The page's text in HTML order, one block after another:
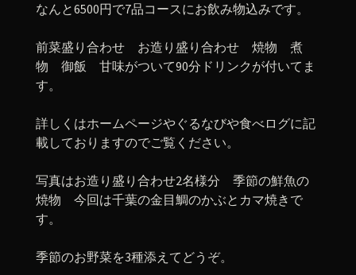
なんと6500円で7品コースにお飲み物込みです。
前菜盛り合わせ お造り盛り合わせ 焼物 煮
物 御飯 甘味がついて90分ドリンクが付いてま
す。
詳しくはホームページやぐるなびや食べログに記
載しておりますのでご覧ください。
写真はお造り盛り合わせ2名様分 季節の鮮魚の
焼物 今回は千葉の金目鯛のかぶとカマ焼きで
す。
季節のお野菜を3種添えてどうぞ。